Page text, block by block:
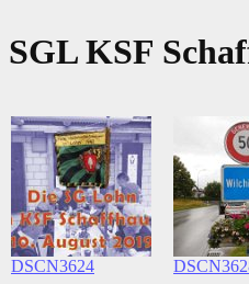
SGL KSF
DSCN3624